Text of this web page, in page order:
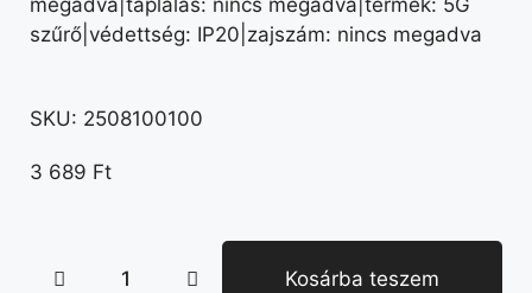
megadva|táplálás: nincs megadva|termék: 5G
szűrő|védettség: IP20|zajszám: nincs megadva
SKU: 2508100100
3 689 Ft
Kosárba teszem